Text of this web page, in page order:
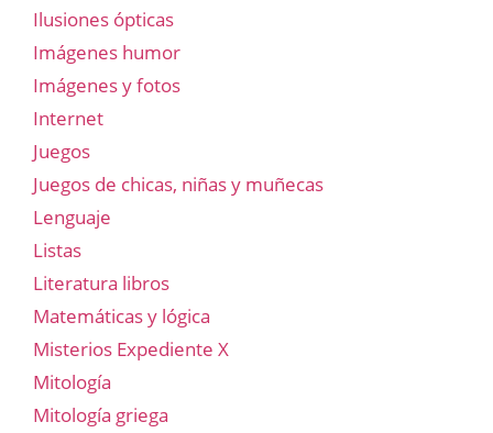
Ilusiones ópticas
Imágenes humor
Imágenes y fotos
Internet
Juegos
Juegos de chicas, niñas y muñecas
Lenguaje
Listas
Literatura libros
Matemáticas y lógica
Misterios Expediente X
Mitología
Mitología griega